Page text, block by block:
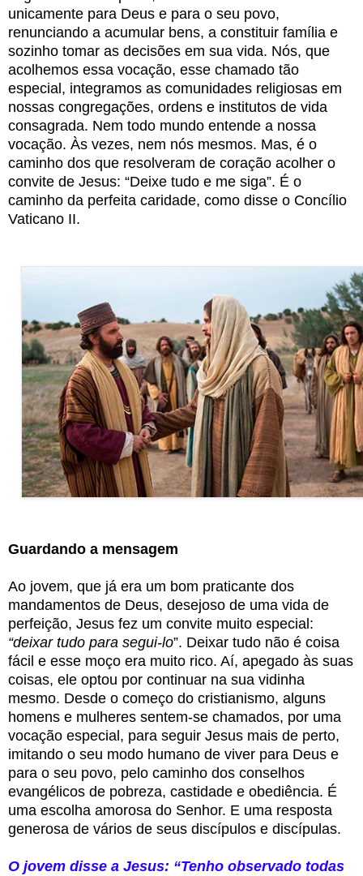
unicamente para Deus e para o seu povo,
renunciando a acumular bens, a constituir família e
sozinho tomar as decisões em sua vida. Nós, que
acolhemos essa vocação, esse chamado tão
especial, integramos as comunidades religiosas em
nossas congregações, ordens e institutos de vida
consagrada. Nem todo mundo entende a nossa
vocação. Às vezes, nem nós mesmos. Mas, é o
caminho dos que resolveram de coração acolher o
convite de Jesus: “Deixe tudo e me siga”. É o
caminho da perfeita caridade, como disse o Concílio
Vaticano II.
Guardando a mensagem
Ao jovem, que já era um bom praticante dos
mandamentos de Deus, desejoso de uma vida de
perfeição, Jesus fez um convite muito especial:
“deixar tudo para segui-lo”. Deixar tudo não é coisa
fácil e esse moço era muito rico. Aí, apegado às suas
coisas, ele optou por continuar na sua vidinha
mesmo. Desde o começo do cristianismo, alguns
homens e mulheres sentem-se chamados, por uma
vocação especial, para seguir Jesus mais de perto,
imitando o seu modo humano de viver para Deus e
para o seu povo, pelo caminho dos conselhos
evangélicos de pobreza, castidade e obediência. É
uma escolha amorosa do Senhor. E uma resposta
generosa de vários de seus discípulos e discípulas.
O jovem disse a Jesus: “Tenho observado todas